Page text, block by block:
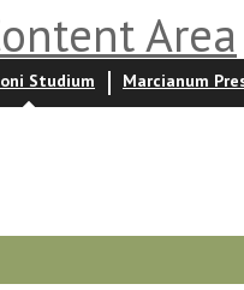
Area
Studium Marcianum